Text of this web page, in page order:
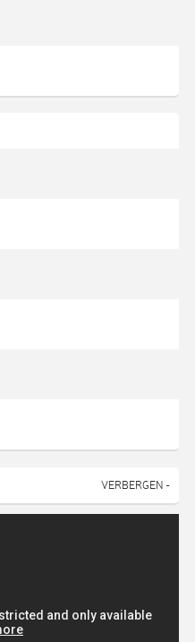
VERBERGEN -